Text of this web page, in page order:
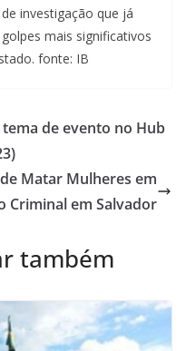
investigação que já
mais significativos
fonte: IB
de evento no Hub
Matar Mulheres em
Criminal em Salvador
também